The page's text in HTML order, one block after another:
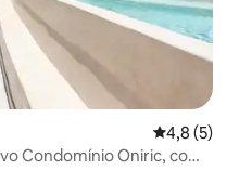
4,8 de
4,8 (5)
Condomínio Oniric, com